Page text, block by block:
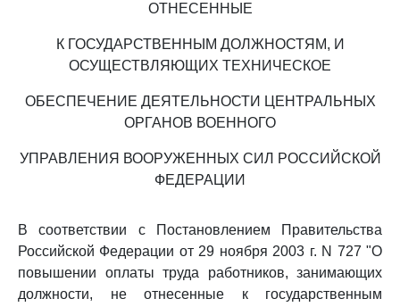
ОТНЕСЕННЫЕ
К ГОСУДАРСТВЕННЫМ ДОЛЖНОСТЯМ, И
ОСУЩЕСТВЛЯЮЩИХ ТЕХНИЧЕСКОЕ
ОБЕСПЕЧЕНИЕ ДЕЯТЕЛЬНОСТИ ЦЕНТРАЛЬНЫХ
ОРГАНОВ ВОЕННОГО
УПРАВЛЕНИЯ ВООРУЖЕННЫХ СИЛ РОССИЙСКОЙ
ФЕДЕРАЦИИ
В соответствии с Постановлением Правительства
Российской Федерации от 29 ноября 2003 г. N 727 "О
повышении оплаты труда работников, занимающих
должности, не отнесенные к государственным